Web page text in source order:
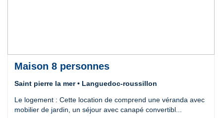
Maison 8 personnes
Saint pierre la mer • Languedoc-roussillon
Le logement : Cette location de comprend une véranda avec
mobilier de jardin, un séjour avec canapé convertibl...